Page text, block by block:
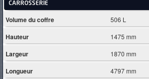
CARROSSERIE
Volume du coffre 506 L
Hauteur 1475 mm
Largeur 1870 mm
Longueur 4797 mm